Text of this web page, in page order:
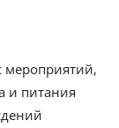
мероприятий,
и питания